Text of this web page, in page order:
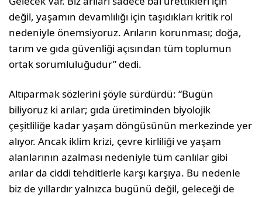
değil, yaşamın devamlılığı için taşıdıkları kritik rol
nedeniyle önemsiyoruz. Arıların korunması; doğa,
tarım ve gıda güvenliği açısından tüm toplumun
ortak sorumluluğudur” dedi.
Altıparmak sözlerini şöyle sürdürdü: “Bugün
biliyoruz ki arılar; gıda üretiminden biyolojik
çeşitliliğe kadar yaşam döngüsünün merkezinde yer
alıyor. Ancak iklim krizi, çevre kirliliği ve yaşam
alanlarının azalması nedeniyle tüm canlılar gibi
arılar da ciddi tehditlerle karşı karşıya. Bu nedenle
biz de yıllardır yalnızca bugünü değil, geleceği de